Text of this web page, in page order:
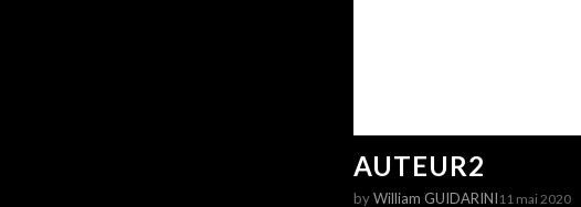
AUTEUR2
byWilliam GUIDARINI 11 mai 2020